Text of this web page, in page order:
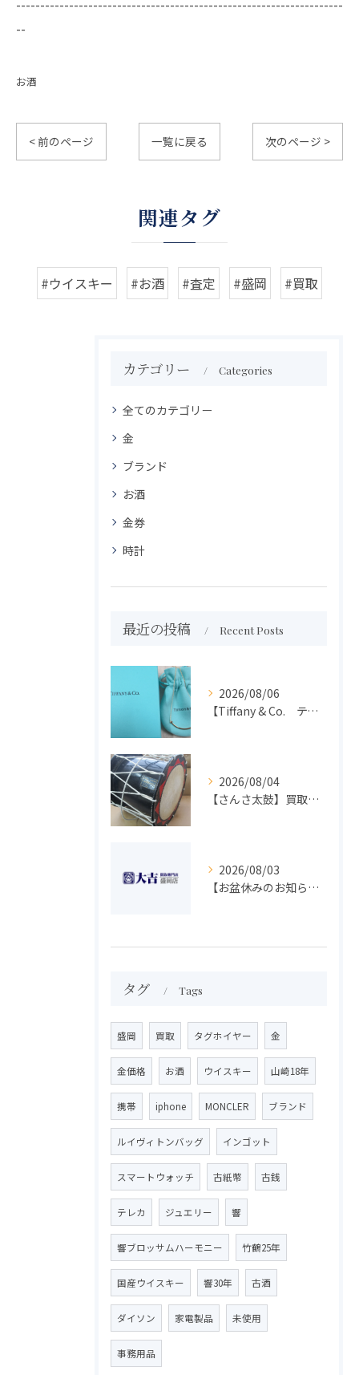
--------------------------------------------------------------------
--
お酒
< 前のページ 一覧に戻る 次のページ >
関連タグ
#ウイスキー #お酒 #査定 #盛岡 #買取
カテゴリー Categories
全てのカテゴリー
金
ブランド
お酒
金券
時計
最近の投稿 Recent Posts
2026/08/06
【Tiffany & Co. ティファニー】買取 大吉盛岡店 アクセサリー買取しました！！
2026/08/04
【さんさ太鼓】買取 大吉盛岡店 楽器 買取します！！
2026/08/03
【お盆休みのお知らせ】買取専門 大吉 盛岡店
タグ Tags
盛岡 買取 タグホイヤー 金
金価格 お酒 ウイスキー 山崎18年
携帯 iphone MONCLER ブランド
ルイヴィトンバッグ インゴット
スマートウォッチ 古紙幣 古銭
テレカ ジュエリー 響
響ブロッサムハーモニー 竹鶴25年
国産ウイスキー 響30年 古酒
ダイソン 家電製品 未使用
事務用品